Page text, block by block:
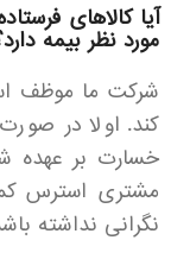
آیا کالاهای
مورد نظر بیمه
شرکت ما موظف
کند. اولا در
خسارت بر عهده
مشتری استرس
نگرانی نداشته